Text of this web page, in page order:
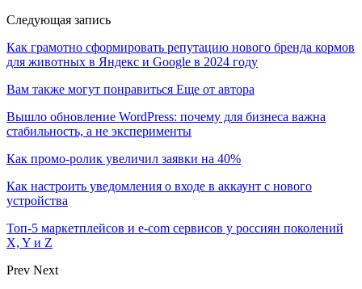
Следующая запись
Как грамотно сформировать репутацию нового бренда кормов
для животных в Яндекс и Google в 2024 году
Вам также могут понравиться Еще от автора
Вышло обновление WordPress: почему для бизнеса важна
стабильность, а не эксперименты
Как промо-ролик увеличил заявки на 40%
Как настроить уведомления о входе в аккаунт с нового
устройства
Топ-5 маркетплейсов и e-com сервисов у россиян поколений
X, Y и Z
Prev Next